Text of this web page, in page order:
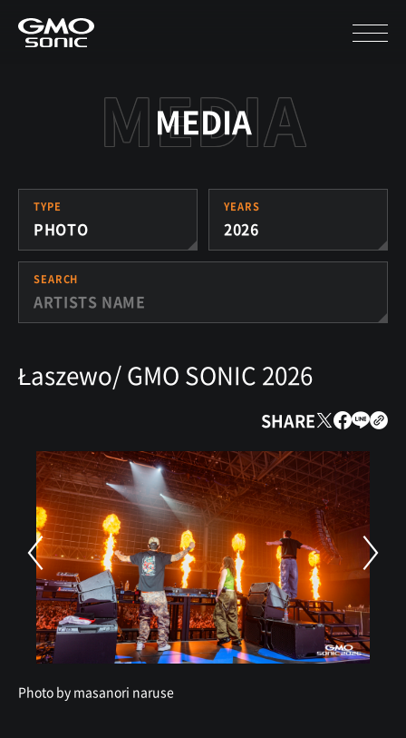
MEDIA
TYPE
PHOTO
YEARS
2026
SEARCH
Łaszewo/ GMO SONIC 2026
SHARE
Photo by masanori naruse